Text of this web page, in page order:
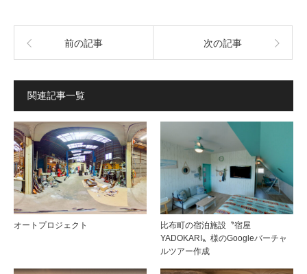
前の記事 次の記事
関連記事一覧
オートプロジェクト
比布町の宿泊施設〝宿屋
YADOKARI〟様のGoogleバーチャ
ルツアー作成